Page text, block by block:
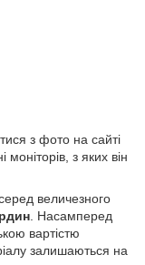
з фото на сайті
моніторів, з яких він
величезного
. Насамперед
вартістю
залишаються на